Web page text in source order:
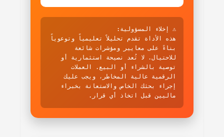
⚠️ إخلاء المسؤولية:
هذه الأداة تقدم تحليلاً تعليمياً وتوعوياً
بناءً على معايير ومؤشرات شائعة
للاحتيال. لا تُعد نصيحة استثمارية أو
توصية بالشراء أو البيع. العملات
الرقمية عالية المخاطر، ويجب عليك
إجراء بحثك الخاص والاستعانة بخبراء
ماليين قبل اتخاذ أي قرار.